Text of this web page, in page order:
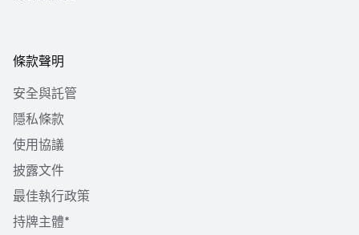
條款聲明
安全與託管
隱私條款
使用協議
披露文件
最佳執行政策
持牌主體*